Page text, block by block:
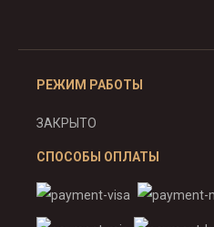
РЕЖИМ РАБОТЫ
ЗАКРЫТО
СПОСОБЫ ОПЛАТЫ